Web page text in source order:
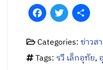
FacebookTwitter
Categories:ข่าวส
Tags:รวี เล็กอุทัย,